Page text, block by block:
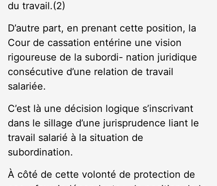
du travail.(2)
D’autre part, en prenant cette position, la
Cour de cassation entérine une vision
rigoureuse de la subordi- nation juridique
consécutive d’une relation de travail
salariée.
C’est là une décision logique s’inscrivant
dans le sillage d’une jurisprudence liant le
travail salarié à la situation de
subordination.
À côté de cette volonté de protection de